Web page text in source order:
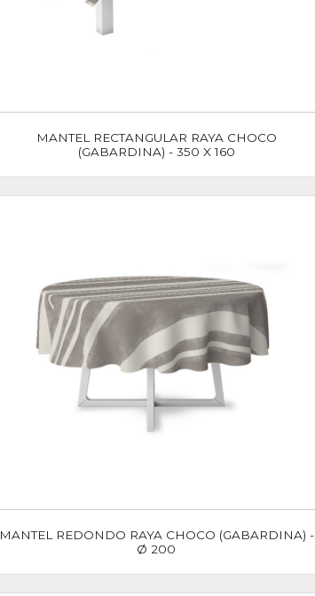
MANTEL RECTANGULAR RAYA CHOCO
(GABARDINA) - 350 X 160
MANTEL REDONDO RAYA CHOCO (GABARDINA) -
Ø 200